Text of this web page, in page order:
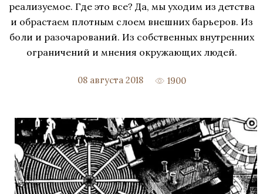
реализуемое. Где это все? Да, мы уходим из детства
и обрастаем плотным слоем внешних барьеров. Из
боли и разочарований. Из собственных внутренних
ограничений и мнения окружающих людей.
08 августа 2018 1900